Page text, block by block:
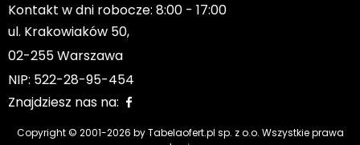
Kontakt w dni robocze: 8:00 - 17:00
ul. Krakowiaków 50,
02-255 Warszawa
NIP: 522-28-95-454
Znajdziesz nas na:
Copyright © 2001-2026 by Tabelaofert.pl sp. z o.o. Wszystkie prawa